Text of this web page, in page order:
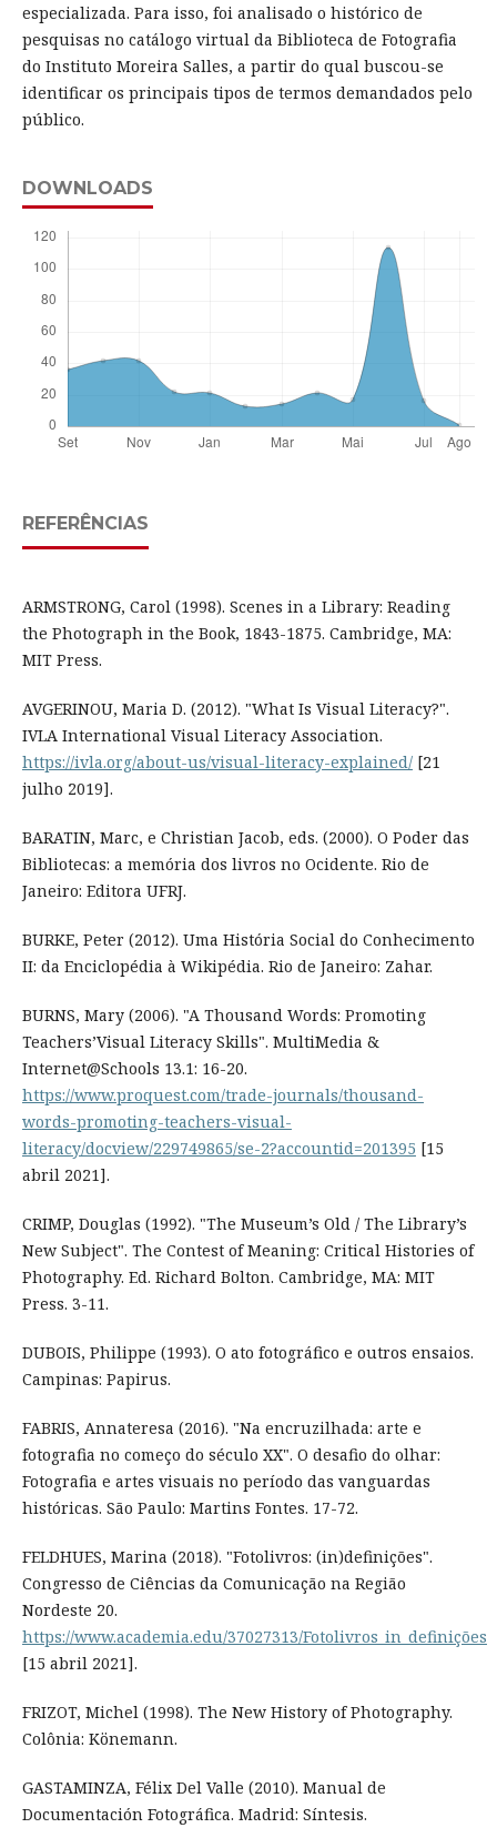
especializada. Para isso, foi analisado o histórico de
pesquisas no catálogo virtual da Biblioteca de Fotografia
do Instituto Moreira Salles, a partir do qual buscou-se
identificar os principais tipos de termos demandados pelo
público.
DOWNLOADS
REFERÊNCIAS
ARMSTRONG, Carol (1998). Scenes in a Library: Reading
the Photograph in the Book, 1843-1875. Cambridge, MA:
MIT Press.
AVGERINOU, Maria D. (2012). "What Is Visual Literacy?".
IVLA International Visual Literacy Association.
https://ivla.org/about-us/visual-literacy-explained/[21
julho 2019].
BARATIN, Marc, e Christian Jacob, eds. (2000). O Poder das
Bibliotecas: a memória dos livros no Ocidente. Rio de
Janeiro: Editora UFRJ.
BURKE, Peter (2012). Uma História Social do Conhecimento
II: da Enciclopédia à Wikipédia. Rio de Janeiro: Zahar.
BURNS, Mary (2006). "A Thousand Words: Promoting
Teachers’Visual Literacy Skills". MultiMedia &
Internet@Schools 13.1: 16-20.
https://www.proquest.com/trade-journals/thousand-
words-promoting-teachers-visual-
literacy/docview/229749865/se-2?accountid=201395 [15
abril 2021].
CRIMP, Douglas (1992). "The Museum’s Old / The Library’s
New Subject". The Contest of Meaning: Critical Histories of
Photography. Ed. Richard Bolton. Cambridge, MA: MIT
Press. 3-11.
DUBOIS, Philippe (1993). O ato fotográfico e outros ensaios.
Campinas: Papirus.
FABRIS, Annateresa (2016). "Na encruzilhada: arte e
fotografia no começo do século XX". O desafio do olhar:
Fotografia e artes visuais no período das vanguardas
históricas. São Paulo: Martins Fontes. 17-72.
FELDHUES, Marina (2018). "Fotolivros: (in)definições".
Congresso de Ciências da Comunicação na Região
Nordeste 20.
https://www.academia.edu/37027313/Fotolivros_in_definições
[15 abril 2021].
FRIZOT, Michel (1998). The New History of Photography.
Colônia: Könemann.
GASTAMINZA, Félix Del Valle (2010). Manual de
Documentación Fotográfica. Madrid: Síntesis.